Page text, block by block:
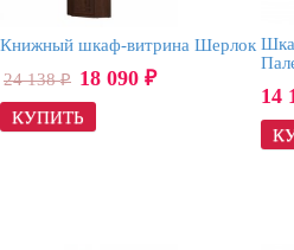
Книжный шкаф-витрина Шерлок
24 138₽ 18 090 ₽
14